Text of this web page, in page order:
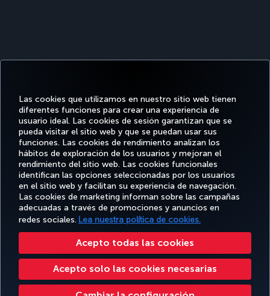
Las cookies que utilizamos en nuestro sitio web tienen
diferentes funciones para crear una experiencia de
usuario ideal. Las cookies de sesión garantizan que se
pueda visitar el sitio web y que se puedan usar sus
funciones. Las cookies de rendimiento analizan los
hábitos de exploración de los usuarios y mejoran el
rendimiento del sitio web. Las cookies funcionales
identifican las opciones seleccionadas por los usuarios
en el sitio web y facilitan su experiencia de navegación.
Las cookies de marketing informan sobre las campañas
adecuadas a través de promociones y anuncios en
redes sociales. Lea nuestra política de cookies.
Acepto todas las cookies
Acepto solo las cookies necesarias
Facebook
TwitterInstagram
YouTubeLinkedIn
TikTokBlog
RESERVE Y
GESTIONE
DISFRUTE
DE
OFERTAS
Y
DESTINOS
DESTINOS
FAVORITOS
AYUDA
TURKISH
Accesibilidad Política de privacidad y cookies Aviso legal Derechos de los pasajeros
Cambiar la configuración de cookies Derechos de los interesados de la UE
Turkish Airlines Copyright © 1996 - 2026